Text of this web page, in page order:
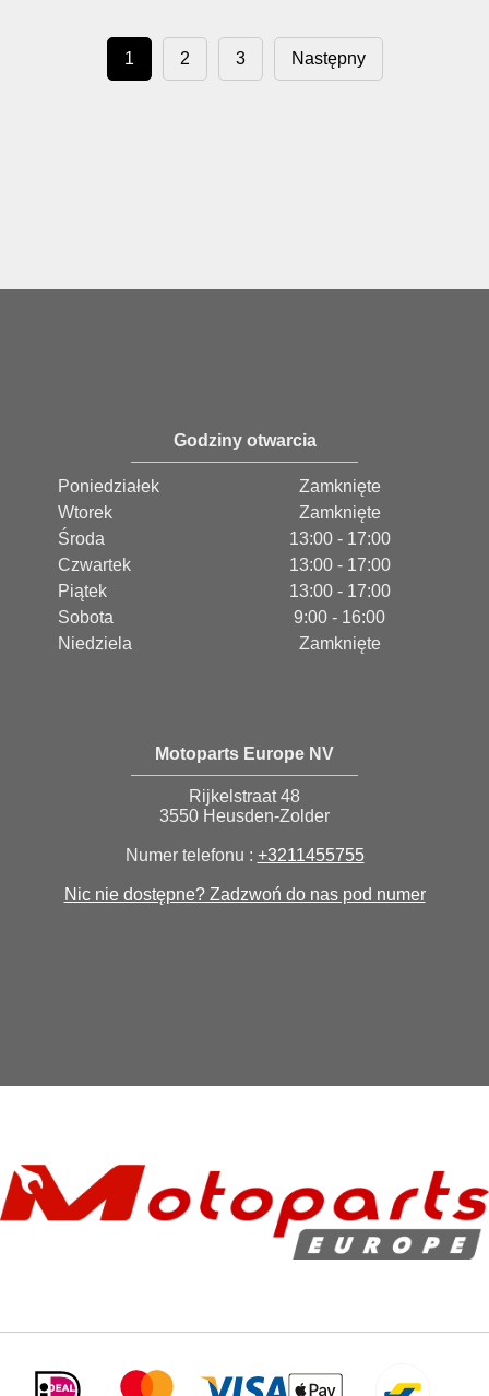
1 2 3 Następny
Godziny otwarcia
Poniedziałek
Zamknięte
Wtorek
Zamknięte
Środa
13:00 - 17:00
Czwartek
13:00 - 17:00
Piątek
13:00 - 17:00
Sobota
9:00 - 16:00
Niedziela
Zamknięte
Motoparts Europe NV
Rijkelstraat 48
3550 Heusden-Zolder
Numer telefonu : +3211455755
Nic nie dostępne? Zadzwoń do nas pod numer